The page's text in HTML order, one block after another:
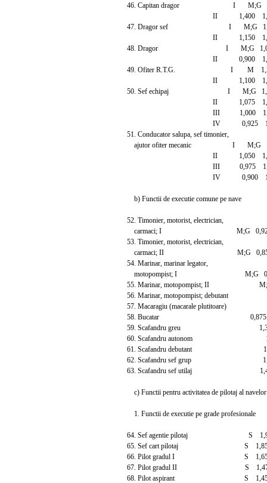
46. Capitan dragor I M;G
II 1,400
47. Dragor sef I M;G
II 1,150
48. Dragor I M;G 1,000
II 0,900
49. Ofiter R.T.G. I M
II 1,100
50. Sef echipaj I M;G
II 1,075
III 1,000
IV 0,925
51. Conducator salupa, sef timonier,
ajutor ofiter mecanic I M;G
II 1,050
III 0,975
IV 0,900
b) Functii de executie comune pe nave
52. Timonier, motorist, electrician,
carmaci; I M;G 0,925
53. Timonier, motorist, electrician,
carmaci; II M;G 0,850
54. Marinar, marinar legator,
motopompist; I M;G
55. Marinar, motopompist; II
56. Marinar, motopompist; debutant
57. Macaragiu (macarale
58. Bucatar 0,875
59. Scafandru greu 1,325
60. Scafandru autonom
61. Scafandru debutant
62. Scafandru sef grup
63. Scafandru sef utilaj
c) Functii pentru activitatea de pilotaj al navelor
1. Functii de executie pe grade profesionale
64. Sef agentie pilotaj S
65. Sef cart pilotaj S 1,850
66. Pilot gradul I S 1,650
67. Pilot gradul II S 1,475
68. Pilot aspirant S